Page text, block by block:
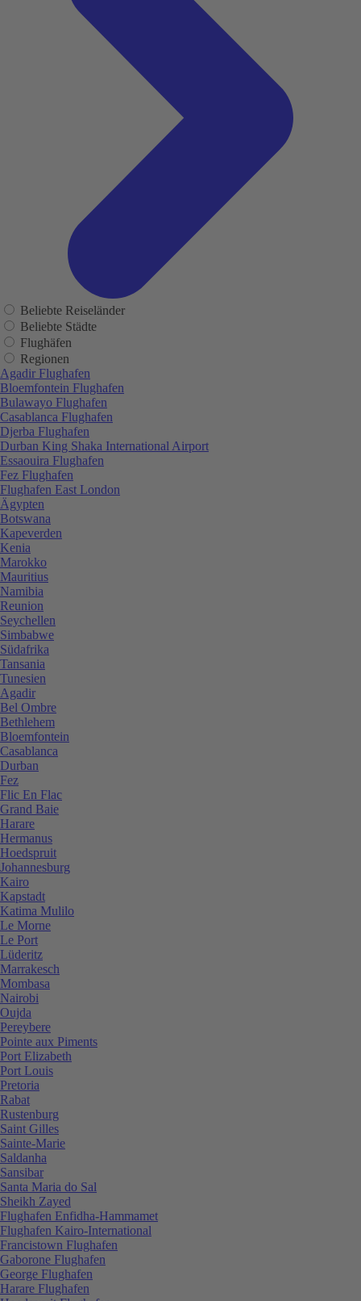
Beliebte Reiseländer
Beliebte Städte
Flughäfen
Regionen
Agadir Flughafen
Bloemfontein Flughafen
Bulawayo Flughafen
Casablanca Flughafen
Djerba Flughafen
Durban King Shaka International Airport
Essaouira Flughafen
Fez Flughafen
Flughafen East London
Ägypten
Botswana
Kapeverden
Kenia
Marokko
Mauritius
Namibia
Reunion
Seychellen
Simbabwe
Südafrika
Tansania
Tunesien
Agadir
Bel Ombre
Bethlehem
Bloemfontein
Casablanca
Durban
Fez
Flic En Flac
Grand Baie
Harare
Hermanus
Hoedspruit
Johannesburg
Kairo
Kapstadt
Katima Mulilo
Le Morne
Le Port
Lüderitz
Marrakesch
Mombasa
Nairobi
Oujda
Pereybere
Pointe aux Piments
Port Elizabeth
Port Louis
Pretoria
Rabat
Rustenburg
Saint Gilles
Sainte-Marie
Saldanha
Sansibar
Santa Maria do Sal
Sheikh Zayed
Flughafen Enfidha-Hammamet
Flughafen Kairo-International
Francistown Flughafen
Gaborone Flughafen
George Flughafen
Harare Flughafen